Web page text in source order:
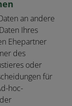
an andere
Ihres
Ehepartner
des
oder
für
hoc-